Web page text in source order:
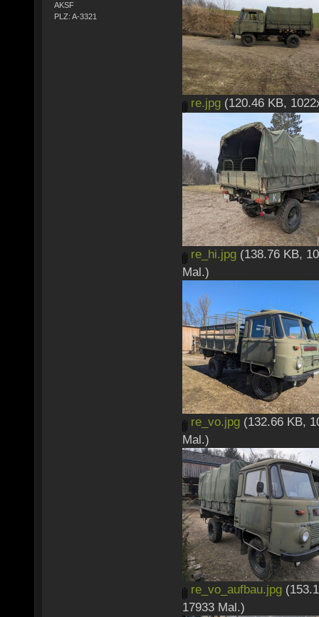
AKSF
PLZ: A-3321
re.jpg (120.46 KB,
re_hi.jpg (138.76 KB,
Mal.)
re_vo.jpg (132.66 KB,
Mal.)
re_vo_aufbau.jpg
17933 Mal.)